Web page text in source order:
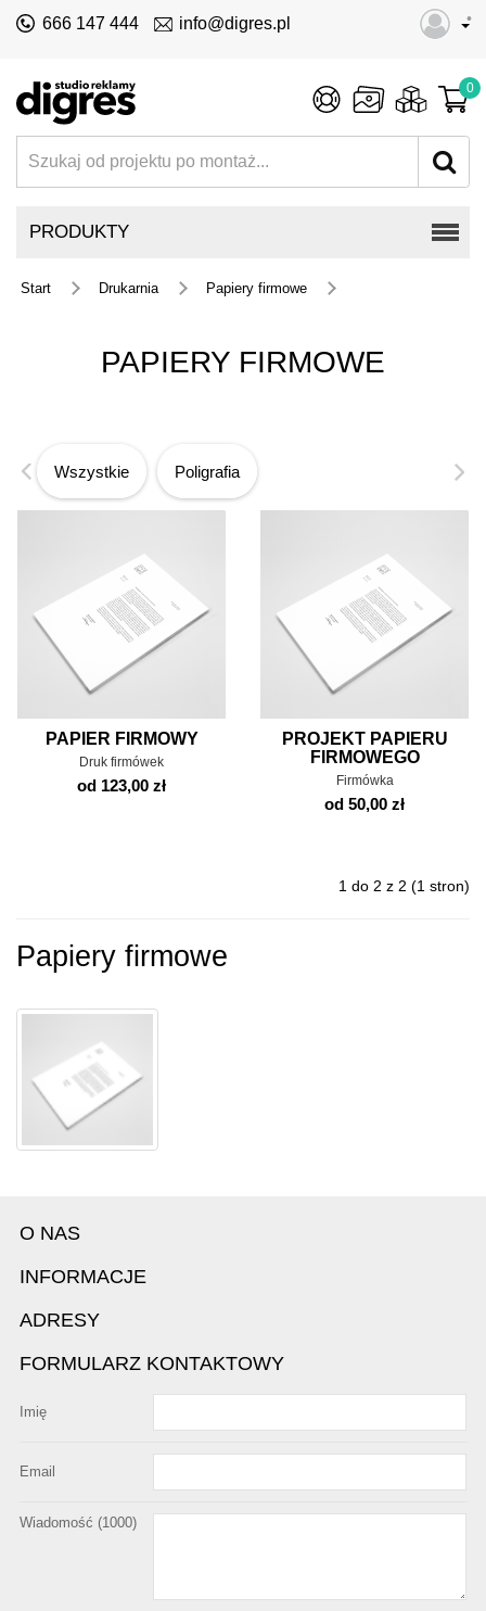
•
666 147 444 info@digres.pl
0
PRODUKTY
Start Drukarnia Papiery firmowe
PAPIERY FIRMOWE
Wszystkie Poligrafia
PAPIER FIRMOWY
Druk firmówek
od 123,00 zł
PROJEKT PAPIERU
FIRMOWEGO
Firmówka
od 50,00 zł
1 do 2 z 2 (1 stron)
Papiery firmowe
O NAS
INFORMACJE
ADRESY
FORMULARZ KONTAKTOWY
Imię
Email
Wiadomość (1000)